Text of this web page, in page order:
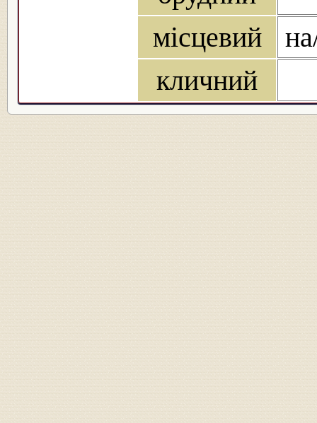
місцевий
кличний